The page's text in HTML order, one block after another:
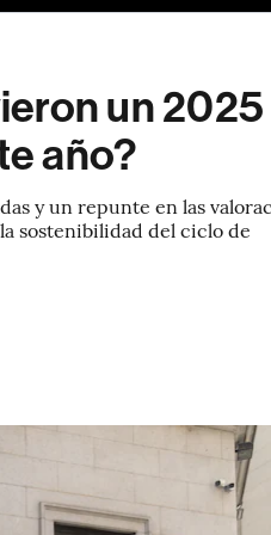
un 2025
año?
y un repunte en las
sostenibilidad del ciclo de